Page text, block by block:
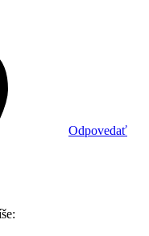
Odpovedať